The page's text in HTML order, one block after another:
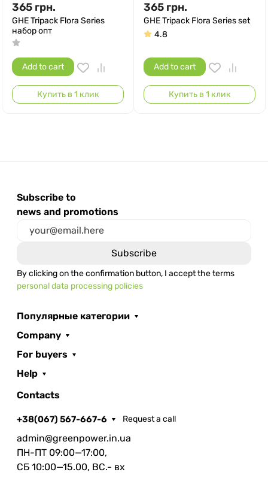
365 грн.
GHE Tripack Flora Series
набор опт
Add to cart
Купить в 1 клик
365 грн.
GHE Tripack Flora Series set
4.8
Add to cart
Купить в 1 клик
Subscribe to
news and promotions
By clicking on the confirmation button, I accept the terms
personal data processing policies
Популярные категории
Company
For buyers
Help
Contacts
+38(067) 567-667-6 Request a call
admin@greenpower.in.ua
ПН-ПТ 09:00—17:00,
СБ 10:00—15.00, ВС.- вх